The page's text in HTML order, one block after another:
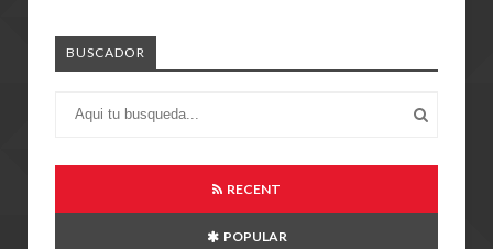
BUSCADOR
RECENT
POPULAR